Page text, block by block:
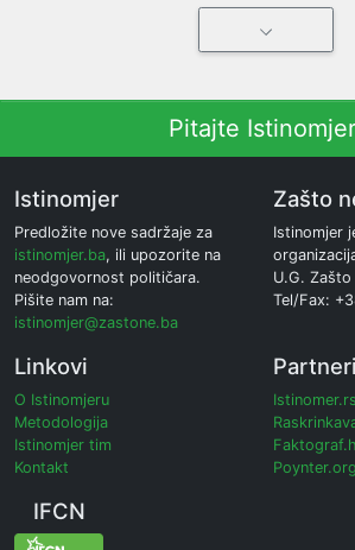
Pitajte
Istinomjer
Predložite nove sadržaje za
istinomjer.ba, ili upozorite na
neodgovornost političara.
Pišite nam na:
istinomjer@zastone.ba
Zašto
Istinomjer
U.G. Zašto
Tel/Fax:
Linkovi
O Istinomjeru
Metodologija
Istinomjer tim
Kontakt
Partneri
Istinomer.rs
Poynter.org
IFCN